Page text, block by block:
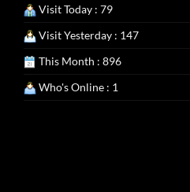
Visit Today : 79
Visit Yesterday : 147
This Month : 896
Who's Online : 1